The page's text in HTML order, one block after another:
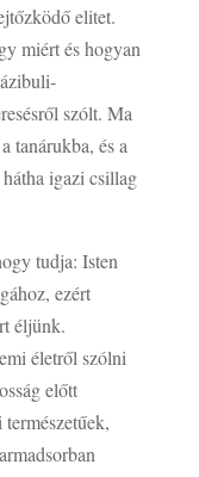
elitet.
miért és hogyan
szólt. Ma
tanárukba, és a
igazi csillag
tudja: Isten
ezért
éljünk.
életről szólni
előtt